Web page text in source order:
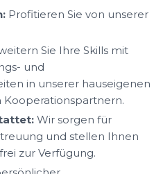
Profitieren Sie von unserer
Sie Ihre Skills mit
und
in unserer hauseigenen
Wir sorgen für
und stellen Ihnen
zur Verfügung.